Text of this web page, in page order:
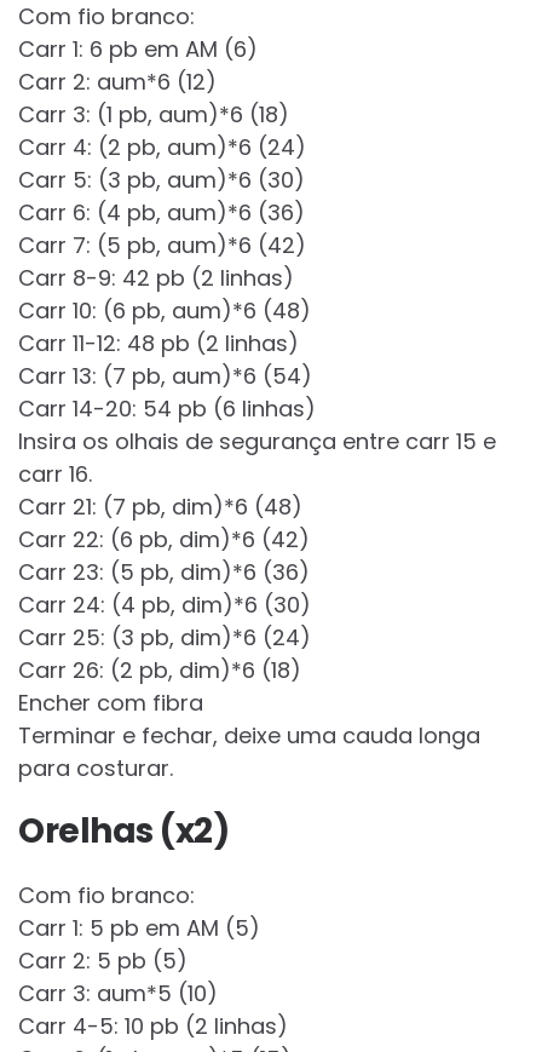
Com fio branco:
Carr 1: 6 pb em AM (6)
Carr 2: aum*6 (12)
Carr 3: (1 pb, aum)*6 (18)
Carr 4: (2 pb, aum)*6 (24)
Carr 5: (3 pb, aum)*6 (30)
Carr 6: (4 pb, aum)*6 (36)
Carr 7: (5 pb, aum)*6 (42)
Carr 8-9: 42 pb (2 linhas)
Carr 10: (6 pb, aum)*6 (48)
Carr 11-12: 48 pb (2 linhas)
Carr 13: (7 pb, aum)*6 (54)
Carr 14-20: 54 pb (6 linhas)
Insira os olhais de segurança entre carr 15 e
carr 16.
Carr 21: (7 pb, dim)*6 (48)
Carr 22: (6 pb, dim)*6 (42)
Carr 23: (5 pb, dim)*6 (36)
Carr 24: (4 pb, dim)*6 (30)
Carr 25: (3 pb, dim)*6 (24)
Carr 26: (2 pb, dim)*6 (18)
Encher com fibra
Terminar e fechar, deixe uma cauda longa
para costurar.
Orelhas (x2)
Com fio branco:
Carr 1: 5 pb em AM (5)
Carr 2: 5 pb (5)
Carr 3: aum*5 (10)
Carr 4-5: 10 pb (2 linhas)